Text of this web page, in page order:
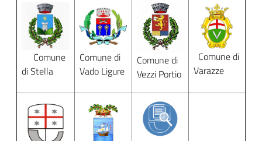
Comune
di Stella
Comune di
Vado Ligure
Comune di
Vezzi Portio
Comune di
Varazze